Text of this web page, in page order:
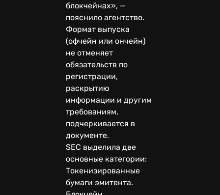
блокчейнах», —
пояснило агентство.
Формат выпуска
(офчейн или ончейн)
не отменяет
обязательств по
регистрации,
раскрытию
информации и другим
требованиям,
подчеркивается в
документе.
SEC выделила две
основные категории:
Токенизированные
бумаги эмитента.